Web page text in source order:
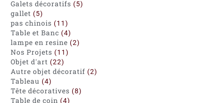
Galets décoratifs 5
gallet 5
pas chinois 11
Table et Banc 4
lampe en resine 2
Nos Projets 11
Objet d'art 22
Autre objet décoratif 2
Tableau 4
Tête décoratives 8
Table de coin 4